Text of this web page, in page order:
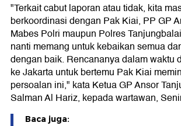
"Terkait cabut laporan atau tidak, kita
berkoordinasi dengan Pak Kiai, PP GP
Mabes Polri maupun Polres
nanti memang untuk kebaikan semua
dengan baik. Rencananya dalam waktu
ke Jakarta untuk bertemu Pak Kiai
persoalan ini," kata Ketua GP Ansor
Salman Al Hariz, kepada wartawan,
Baca juga: